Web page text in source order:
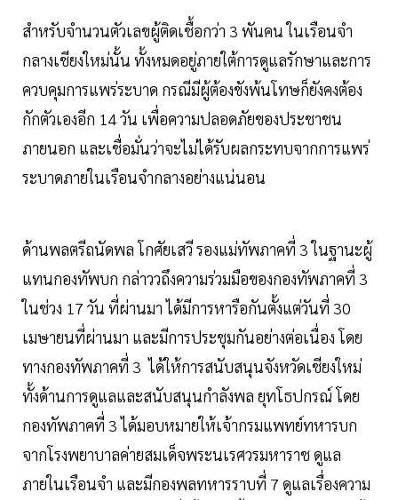
สำหรับจำนวนตัวเลขผู้ติดเชื้อกว่า 3 พันคน ในเรือนจำ
กลางเชียงใหม่นั้น ทั้งหมดอยู่ภายใต้การดูแลรักษาและการ
ควบคุมการแพร่ระบาด กรณีมีผู้ต้องขังพ้นโทษก็ยังคงต้อง
กักตัวเองอีก 14 วัน เพื่อความปลอดภัยของประชาชน
ภายนอก และเชื่อมั่นว่าจะไม่ได้รับผลกระทบจากการแพร่
ระบาดภายในเรือนจำกลางอย่างแน่นอน
ด้านพลตรีถนัดพล โกศัยเสวี รองแม่ทัพภาคที่ 3 ในฐานะผู้
แทนกองทัพบก กล่าววถึงความร่วมมือของกองทัพภาคที่ 3
ในช่วง 17 วัน ที่ผ่านมา ได้มีการหารือกันตั้งแต่วันที่ 30
เมษายนที่ผ่านมา และมีการประชุมกันอย่างต่อเนื่อง โดย
ทางกองทัพภาคที่ 3 ได้ให้การสนับสนุนจังหวัดเชียงใหม่
ทั้งด้านการดูแลและสนับสนุนกำลังพล ยุทโธปกรณ์ โดย
กองทัพภาคที่ 3 ได้มอบหมายให้เจ้ากรมแพทย์ทหารบก
จากโรงพยาบาลค่ายสมเด็จพระนเรศวรมหาราช ดูแล
ภายในเรือนจำ และมีกองพลทหารราบที่ 7 ดูแลเรื่องความ